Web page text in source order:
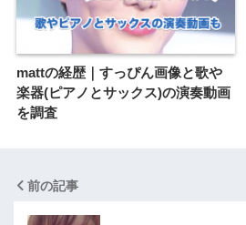
mattの経歴｜すっぴん画像と歌や
楽器(ピアノとサックス)の演奏動画
を調査
前の記事